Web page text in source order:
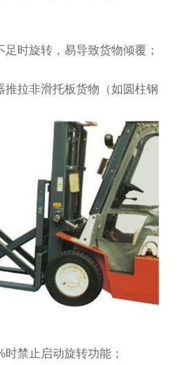
时旋转，易导致货物倾覆；
拉非滑托板货物（如圆柱钢
禁止启动旋转功能；